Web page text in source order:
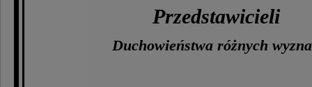
Przedstawicieli
Duchowieństwa różnych